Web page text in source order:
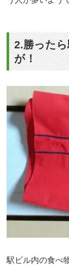
2.勝った
が！
駅ビル内の食べ